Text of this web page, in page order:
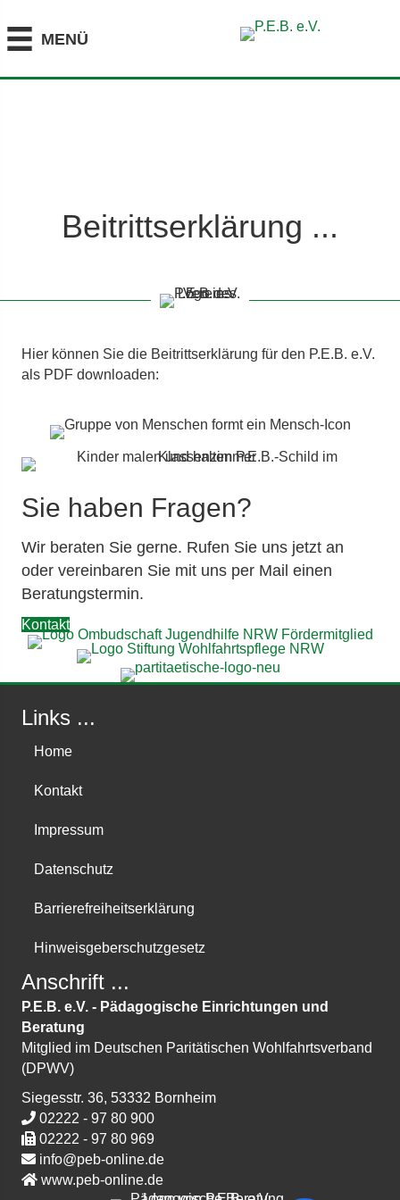
MENÜ
Beitrittserklärung ...
Hier können Sie die Beitrittserklärung für den P.E.B. e.V.
als PDF downloaden:
Sie haben Fragen?
Wir beraten Sie gerne. Rufen Sie uns jetzt an
oder vereinbaren Sie mit uns per Mail einen
Beratungstermin.
Kontakt
Links ...
Home
Kontakt
Impressum
Datenschutz
Barriere­freiheits­erklärung
Hinweis­geber­schutz­gesetz
Anschrift ...
P.E.B. e.V. - Pädagogische Einrichtungen und
Beratung
Mitglied im Deutschen Paritätischen Wohlfahrtsverband
(DPWV)
Siegesstr. 36, 53332 Bornheim
02222 - 97 80 900
02222 - 97 80 969
info@peb-online.de
www.peb-online.de